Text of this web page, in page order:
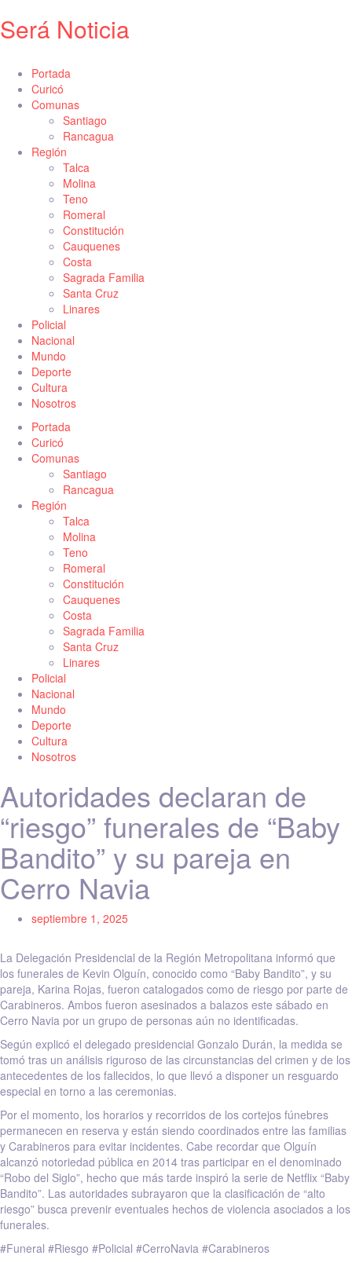
Será Noticia
Portada
Curicó
Comunas
Santiago
Rancagua
Región
Talca
Molina
Teno
Romeral
Constitución
Cauquenes
Costa
Sagrada Familia
Santa Cruz
Linares
Policial
Nacional
Mundo
Deporte
Cultura
Nosotros
Portada
Curicó
Comunas
Santiago
Rancagua
Región
Talca
Molina
Teno
Romeral
Constitución
Cauquenes
Costa
Sagrada Familia
Santa Cruz
Linares
Policial
Nacional
Mundo
Deporte
Cultura
Nosotros
Autoridades declaran de
“riesgo” funerales de “Baby
Bandito” y su pareja en
Cerro Navia
septiembre 1, 2025
La Delegación Presidencial de la Región Metropolitana informó que
los funerales de Kevin Olguín, conocido como “Baby Bandito”, y su
pareja, Karina Rojas, fueron catalogados como de riesgo por parte de
Carabineros. Ambos fueron asesinados a balazos este sábado en
Cerro Navia por un grupo de personas aún no identificadas.
Según explicó el delegado presidencial Gonzalo Durán, la medida se
tomó tras un análisis riguroso de las circunstancias del crimen y de los
antecedentes de los fallecidos, lo que llevó a disponer un resguardo
especial en torno a las ceremonias.
Por el momento, los horarios y recorridos de los cortejos fúnebres
permanecen en reserva y están siendo coordinados entre las familias
y Carabineros para evitar incidentes. Cabe recordar que Olguín
alcanzó notoriedad pública en 2014 tras participar en el denominado
“Robo del Siglo”, hecho que más tarde inspiró la serie de Netflix “Baby
Bandito”. Las autoridades subrayaron que la clasificación de “alto
riesgo” busca prevenir eventuales hechos de violencia asociados a los
funerales.
#Funeral #Riesgo #Policial #CerroNavia #Carabineros